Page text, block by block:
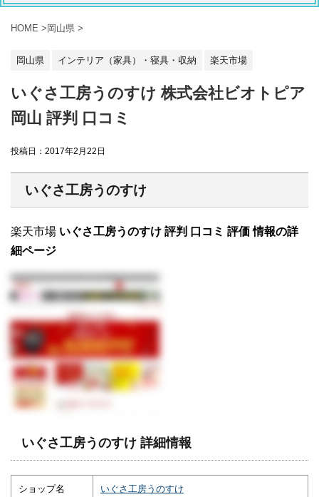
HOME >岡山県 >
岡山県 インテリア（家具）・寝具・収納 楽天市場
いぐさ工房うのすけ 株式会社ビオトピア
岡山 評判 口コミ
投稿日： 2017年2月22日
いぐさ工房うのすけ
楽天市場 いぐさ工房うのすけ 評判 口コミ 評価 情報の詳
細ページ
いぐさ工房うのすけ 詳細情報
ショップ名 いぐさ工房うのすけ